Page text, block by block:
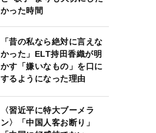
かった時間
「昔の私なら絶対に言えな
かった」ELT持田香織が明
かす「嫌いなもの」を口に
するようになった理由
〈習近平に特大ブーメラ
ン〉「中国人客お断り」